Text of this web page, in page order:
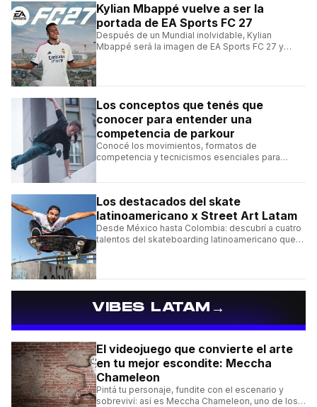
Kylian Mbappé vuelve a ser la
portada de EA Sports FC 27
Después de un Mundial inolvidable, Kylian
Mbappé será la imagen de EA Sports FC 27 y
Los conceptos que tenés que
conocer para entender una
competencia de parkour
Conocé los movimientos, formatos de
competencia y tecnicismos esenciales para
Los destacados del skate
latinoamericano x Street Art Latam
Desde México hasta Colombia: descubrí a cuatro
talentos del skateboarding latinoamericano que
VIBES LATAM →
El videojuego que convierte el arte
en tu mejor escondite: Meccha
Chameleon
Pintá tu personaje, fundite con el escenario y
sobreviví: así es Meccha Chameleon, uno de los